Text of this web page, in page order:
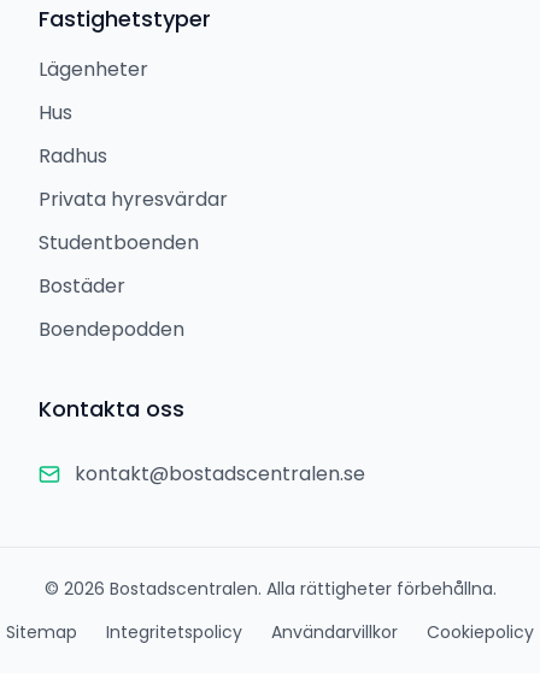
Fastighetstyper
Lägenheter
Hus
Radhus
Privata hyresvärdar
Studentboenden
Bostäder
Boendepodden
Kontakta oss
kontakt@bostadscentralen.se
© 2026 Bostadscentralen. Alla rättigheter förbehållna.
Sitemap
Integritetspolicy Användarvillkor Cookiepolicy